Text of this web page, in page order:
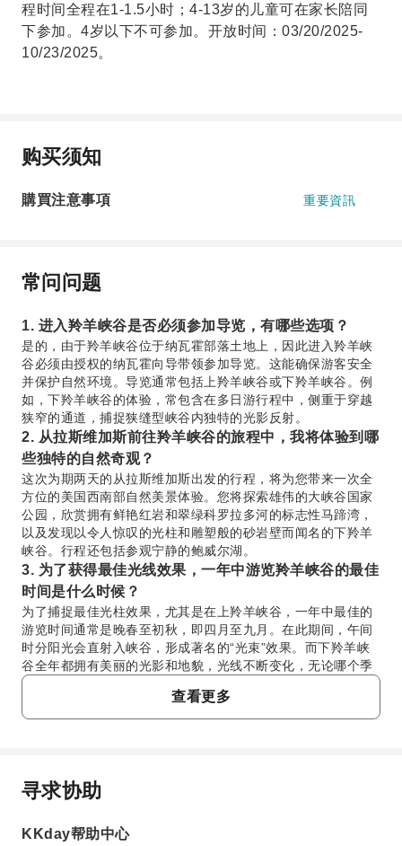
程时间全程在1-1.5小时；4-13岁的儿童可在家长陪同
下参加。4岁以下不可参加。开放时间：03/20/2025-
10/23/2025。
购买须知
購買注意事項 重要資訊
常问问题
1. 进入羚羊峡谷是否必须参加导览，有哪些选项？
是的，由于羚羊峡谷位于纳瓦霍部落土地上，因此进入羚羊峡
谷必须由授权的纳瓦霍向导带领参加导览。这能确保游客安全
并保护自然环境。导览通常包括上羚羊峡谷或下羚羊峡谷。例
如，下羚羊峡谷的体验，常包含在多日游行程中，侧重于穿越
狭窄的通道，捕捉狭缝型峡谷内独特的光影反射。
2. 从拉斯维加斯前往羚羊峡谷的旅程中，我将体验到哪
些独特的自然奇观？
这次为期两天的从拉斯维加斯出发的行程，将为您带来一次全
方位的美国西南部自然美景体验。您将探索雄伟的大峡谷国家
公园，欣赏拥有鲜艳红岩和翠绿科罗拉多河的标志性马蹄湾，
以及发现以令人惊叹的光柱和雕塑般的砂岩壁而闻名的下羚羊
峡谷。行程还包括参观宁静的鲍威尔湖。
3. 为了获得最佳光线效果，一年中游览羚羊峡谷的最佳
时间是什么时候？
为了捕捉最佳光柱效果，尤其是在上羚羊峡谷，一年中最佳的
游览时间通常是晚春至初秋，即四月至九月。在此期间，午间
时分阳光会直射入峡谷，形成著名的“光束”效果。而下羚羊峡
谷全年都拥有美丽的光影和地貌，光线不断变化，无论哪个季
节都能带来美妙的体验。
4. 参观羚羊峡谷建议穿着什么样的服装和鞋子？
为了您的羚羊峡谷之行，建议穿着舒适、包裹性好的步行鞋，
所帮助。请做好准备应对峡谷内的灰尘。
谷？
查看更多
常问问题
1. 进入羚羊峡谷是否必须参加导览，有哪些选项？
寻求协助
KKday帮助中心